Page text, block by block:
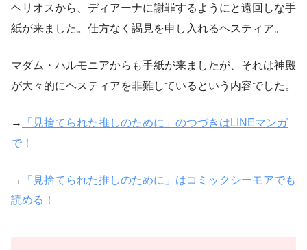
ヘリオスから、ディアーナに謝罪するようにと遠回しな手
紙が来ました。仕方なく謁見を申し入れるヘスティア。
マダム・ハルモニアからも手紙が来ましたが、それは神殿
が大々的にヘスティアを非難しているという内容でした。
→
「見捨てられた推しのために」のつづきはLINEマンガ
で！
→
「見捨てられた推しのために」はコミックシーモアでも
読める！